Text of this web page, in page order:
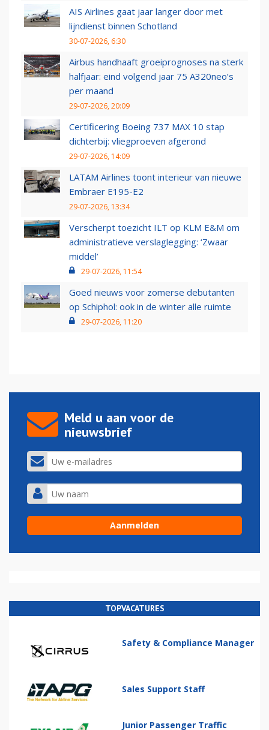
AIS Airlines gaat jaar langer door met
lijndienst binnen Schotland
30-07-2026, 6:30
Airbus handhaaft groeiprognoses na sterk
halfjaar: eind volgend jaar 75 A320neo’s
per maand
29-07-2026, 20:09
Certificering Boeing 737 MAX 10 stap
dichterbij: vliegproeven afgerond
29-07-2026, 14:09
LATAM Airlines toont interieur van nieuwe
Embraer E195-E2
29-07-2026, 13:34
Verscherpt toezicht ILT op KLM E&M om
administratieve verslaglegging: ‘Zwaar
middel’
29-07-2026, 11:54
Goed nieuws voor zomerse debutanten
op Schiphol: ook in de winter alle ruimte
29-07-2026, 11:20
Meld u aan voor de
nieuwsbrief
TOPVACATURES
Safety & Compliance Manager
Sales Support Staff
Junior Passenger Traffic